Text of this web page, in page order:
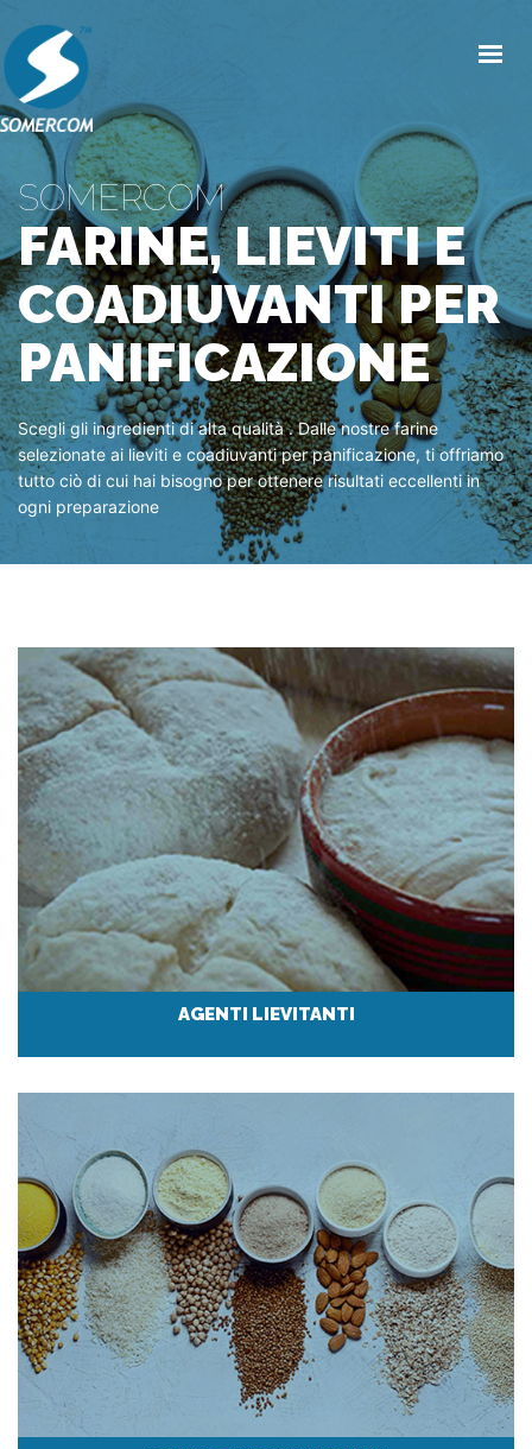
PRODOTTI
MERCATI
NEWS/EVENTI
CONDIZIONI GENERALI DI VENDITA
CONTATTI
SOMERCOM
FARINE, LIEVITI E
COADIUVANTI PER
PANIFICAZIONE
Scegli gli ingredienti di alta qualità . Dalle nostre farine
selezionate ai lieviti e coadiuvanti per panificazione, ti offriamo
tutto ciò di cui hai bisogno per ottenere risultati eccellenti in
ogni preparazione
AGENTI LIEVITANTI